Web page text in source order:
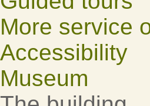
More service
Accessibility
Museum